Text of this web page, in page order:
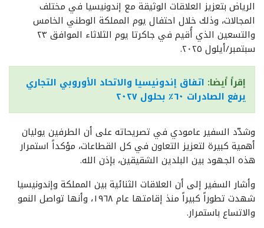
الرياض بتعزيز العلاقات الوثيقة مع إندونيسيا في مختلف
المجالات، وذلك خلال احتفال يوم المملكة الوطني الخامس
والتسعين الذي أُقيم في جاكرتا يوم الثلاثاء الموافق ٢٣
سبتمبر/أيلول ٢٠٢٥.
إقرأ أيضا: اتفاق إندونيسيا والاتحاد الأوروبي التجاري
يرفع الصادرات ٦٠٪ بحلول ٢٠٢٧
وشدّد السفير عامودي في تصريحاته على أن الطرفين يوليان
أهمية كبيرة لتعزيز التعاون في كل القطاعات، مؤكداً استمرار
هذه الجهود بين البلدين الشقيقين، بإذن الله.
وأشار السفير إلى أن العلاقات الثنائية بين المملكة وإندونيسيا
شهدت تطوراً كبيراً منذ إقامتها عام ١٩٦٨، وأنها تواصل النمو
والاتساع باستمرار.